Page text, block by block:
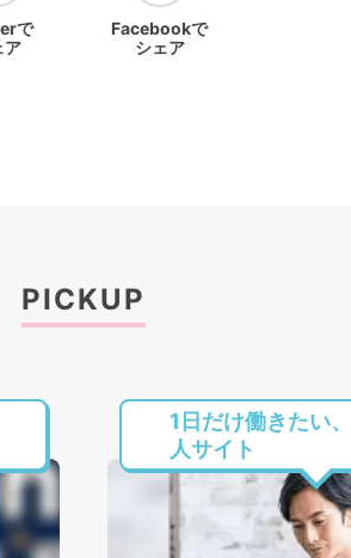
で
ア
Facebookで
シェア
PICKUP
1日だけ働きたい
人サイト